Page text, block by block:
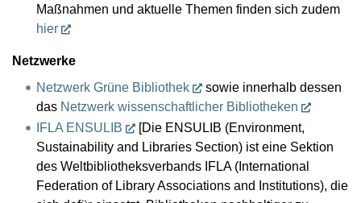
Maßnahmen und aktuelle Themen finden sich zudem
hier
Netzwerke
Netzwerk Grüne Bibliothek
sowie innerhalb dessen
das Netzwerk wissenschaftlicher Bibliotheken
IFLA ENSULIB
[Die ENSULIB (Environment,
Sustainability and Libraries Section) ist eine Sektion
des Weltbibliotheksverbands IFLA (International
Federation of Library Associations and Institutions), die